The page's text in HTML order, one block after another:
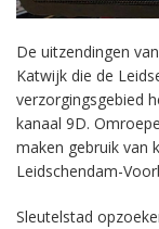
De uitzendingen
Katwijk die de
verzorgingsgebied
kanaal 9D.
maken gebruik van
Leidschendam-
Sleutelstad